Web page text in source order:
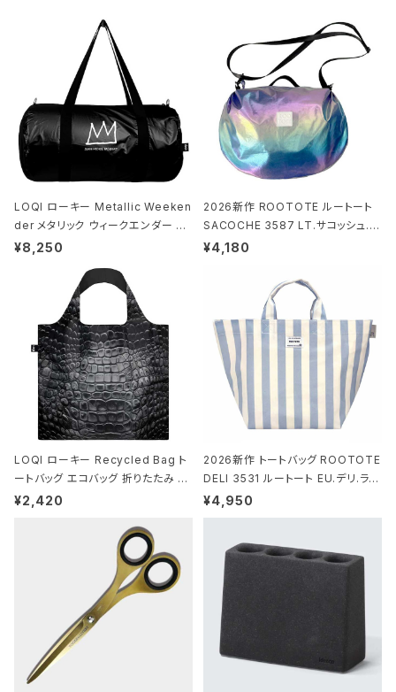
LOQI ローキー Metallic Weeken
der メタリック ウィークエンダー ボ
ストンバッグ ショルダーバッグ JEAN
ck ジャン=ミッシェル・バスキア/クラ
ウン ブラック
¥8,250
2026新作 ROOTOTE ルートート
SACOCHE 3587 LT.サコッシュ.ル
ミエ-B ショルダーバッグ グロスネイ
¥4,180
LOQI ローキー Recycled Bag ト
ートバッグ エコバッグ 折りたたみ 大
きめ 撥水加工 収納ポーチ CROCO
¥2,420
2026新作 トートバッグ ROOTOTE
DELI 3531 ルートート EU.デリ.ラミ
ネート-W サックス・ホワイト
¥4,950